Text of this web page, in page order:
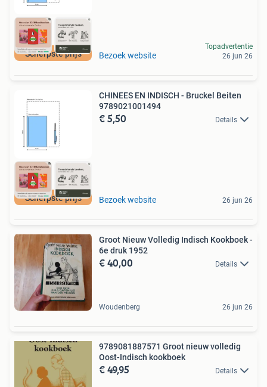
Scherpste prijs Bezoek website
Topadvertentie
26 jun 26
Scherpste prijs
CHINEES EN INDISCH - Bruckel Beiten
9789021001494
€ 5,50 Details
Bezoek website 26 jun 26
Groot Nieuw Volledig Indisch Kookboek -
6e druk 1952
€ 40,00 Details
Woudenberg 26 jun 26
9789081887571 Groot nieuw volledig
Oost-Indisch kookboek
€ 49,95 Details